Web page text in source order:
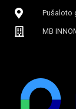
Pušaloto
MB